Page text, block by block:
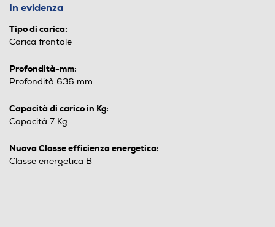
In evidenza
Tipo di carica:
Carica frontale
Profondità-mm:
Profondità 636 mm
Capacità di carico in Kg:
Capacità 7 Kg
Nuova Classe efficienza energetica:
Classe energetica B